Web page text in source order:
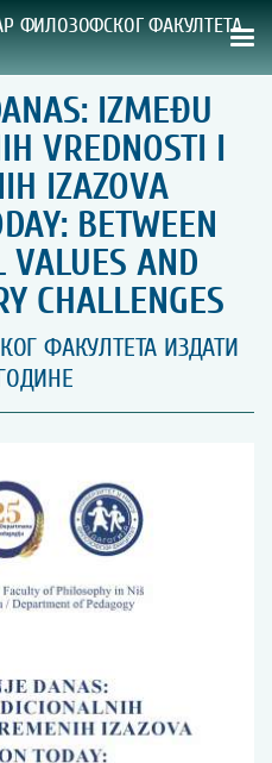
ФИЛОЗОФСКОГ ФАКУЛТЕТА
ИЗДАЊА
дела
[B5, лат]
[B5, енг]
IZMEĐU
VREDNOSTI I
IZAZOVA
BETWEEN
VALUES AND
CHALLENGES
ФАКУЛТЕТА ИЗДАТИ